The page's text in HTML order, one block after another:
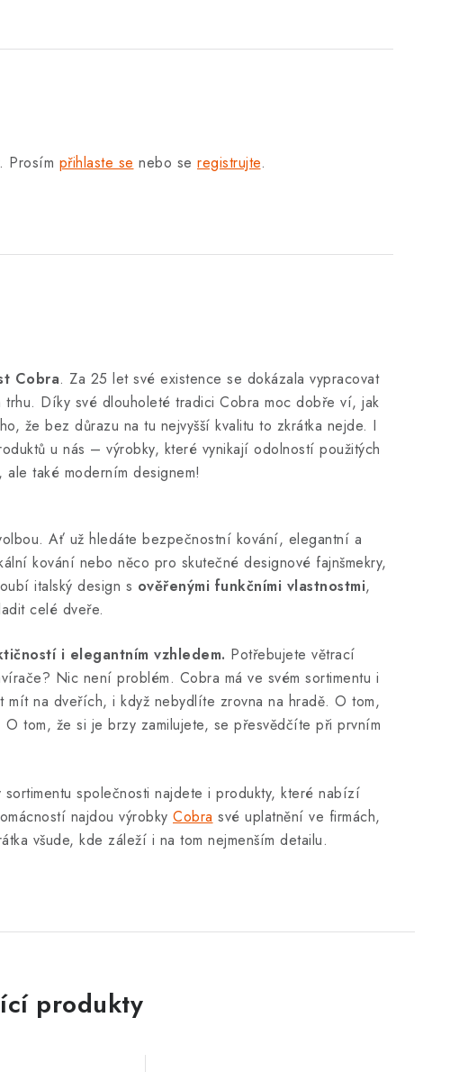
Prosím přihlaste se nebo se registrujte.
Cobra. Za 25 let své existence se dokázala vypracovat
Díky své dlouholeté tradici Cobra moc dobře ví, jak
že bez důrazu na tu nejvyšší kvalitu to zkrátka nejde. I
u nás – výrobky, které vynikají odolností použitých
také moderním designem!
Ať už hledáte bezpečnostní kování, elegantní a
kování nebo něco pro skutečné designové fajnšmekry,
italský design s ověřenými funkčními vlastnostmi,
celé dveře.
i elegantním vzhledem. Potřebujete větrací
Nic není problém. Cobra má ve svém sortimentu i
na dveřích, i když nebydlíte zrovna na hradě. O tom,
tom, že si je brzy zamilujete, se přesvědčíte při prvním
sortimentu společnosti najdete i produkty, které nabízí
najdou výrobky Cobra své uplatnění ve firmách,
všude, kde záleží i na tom nejmenším detailu.
produkty